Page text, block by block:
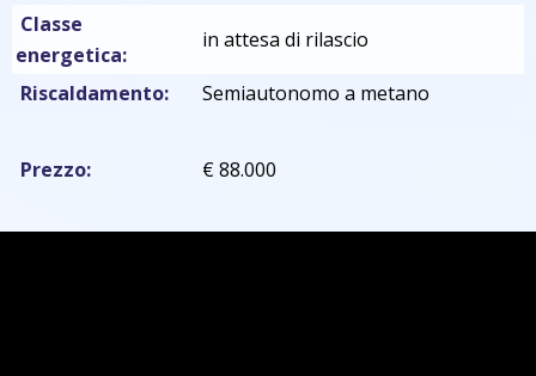
Classe
energetica:
in attesa di rilascio
Riscaldamento: Semiautonomo a metano
Prezzo: € 88.000